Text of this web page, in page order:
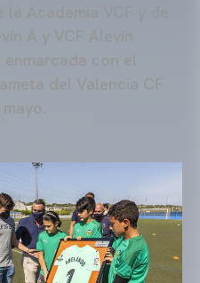
Academia VCF y de
A y VCF Alevín
con el
del Valencia CF